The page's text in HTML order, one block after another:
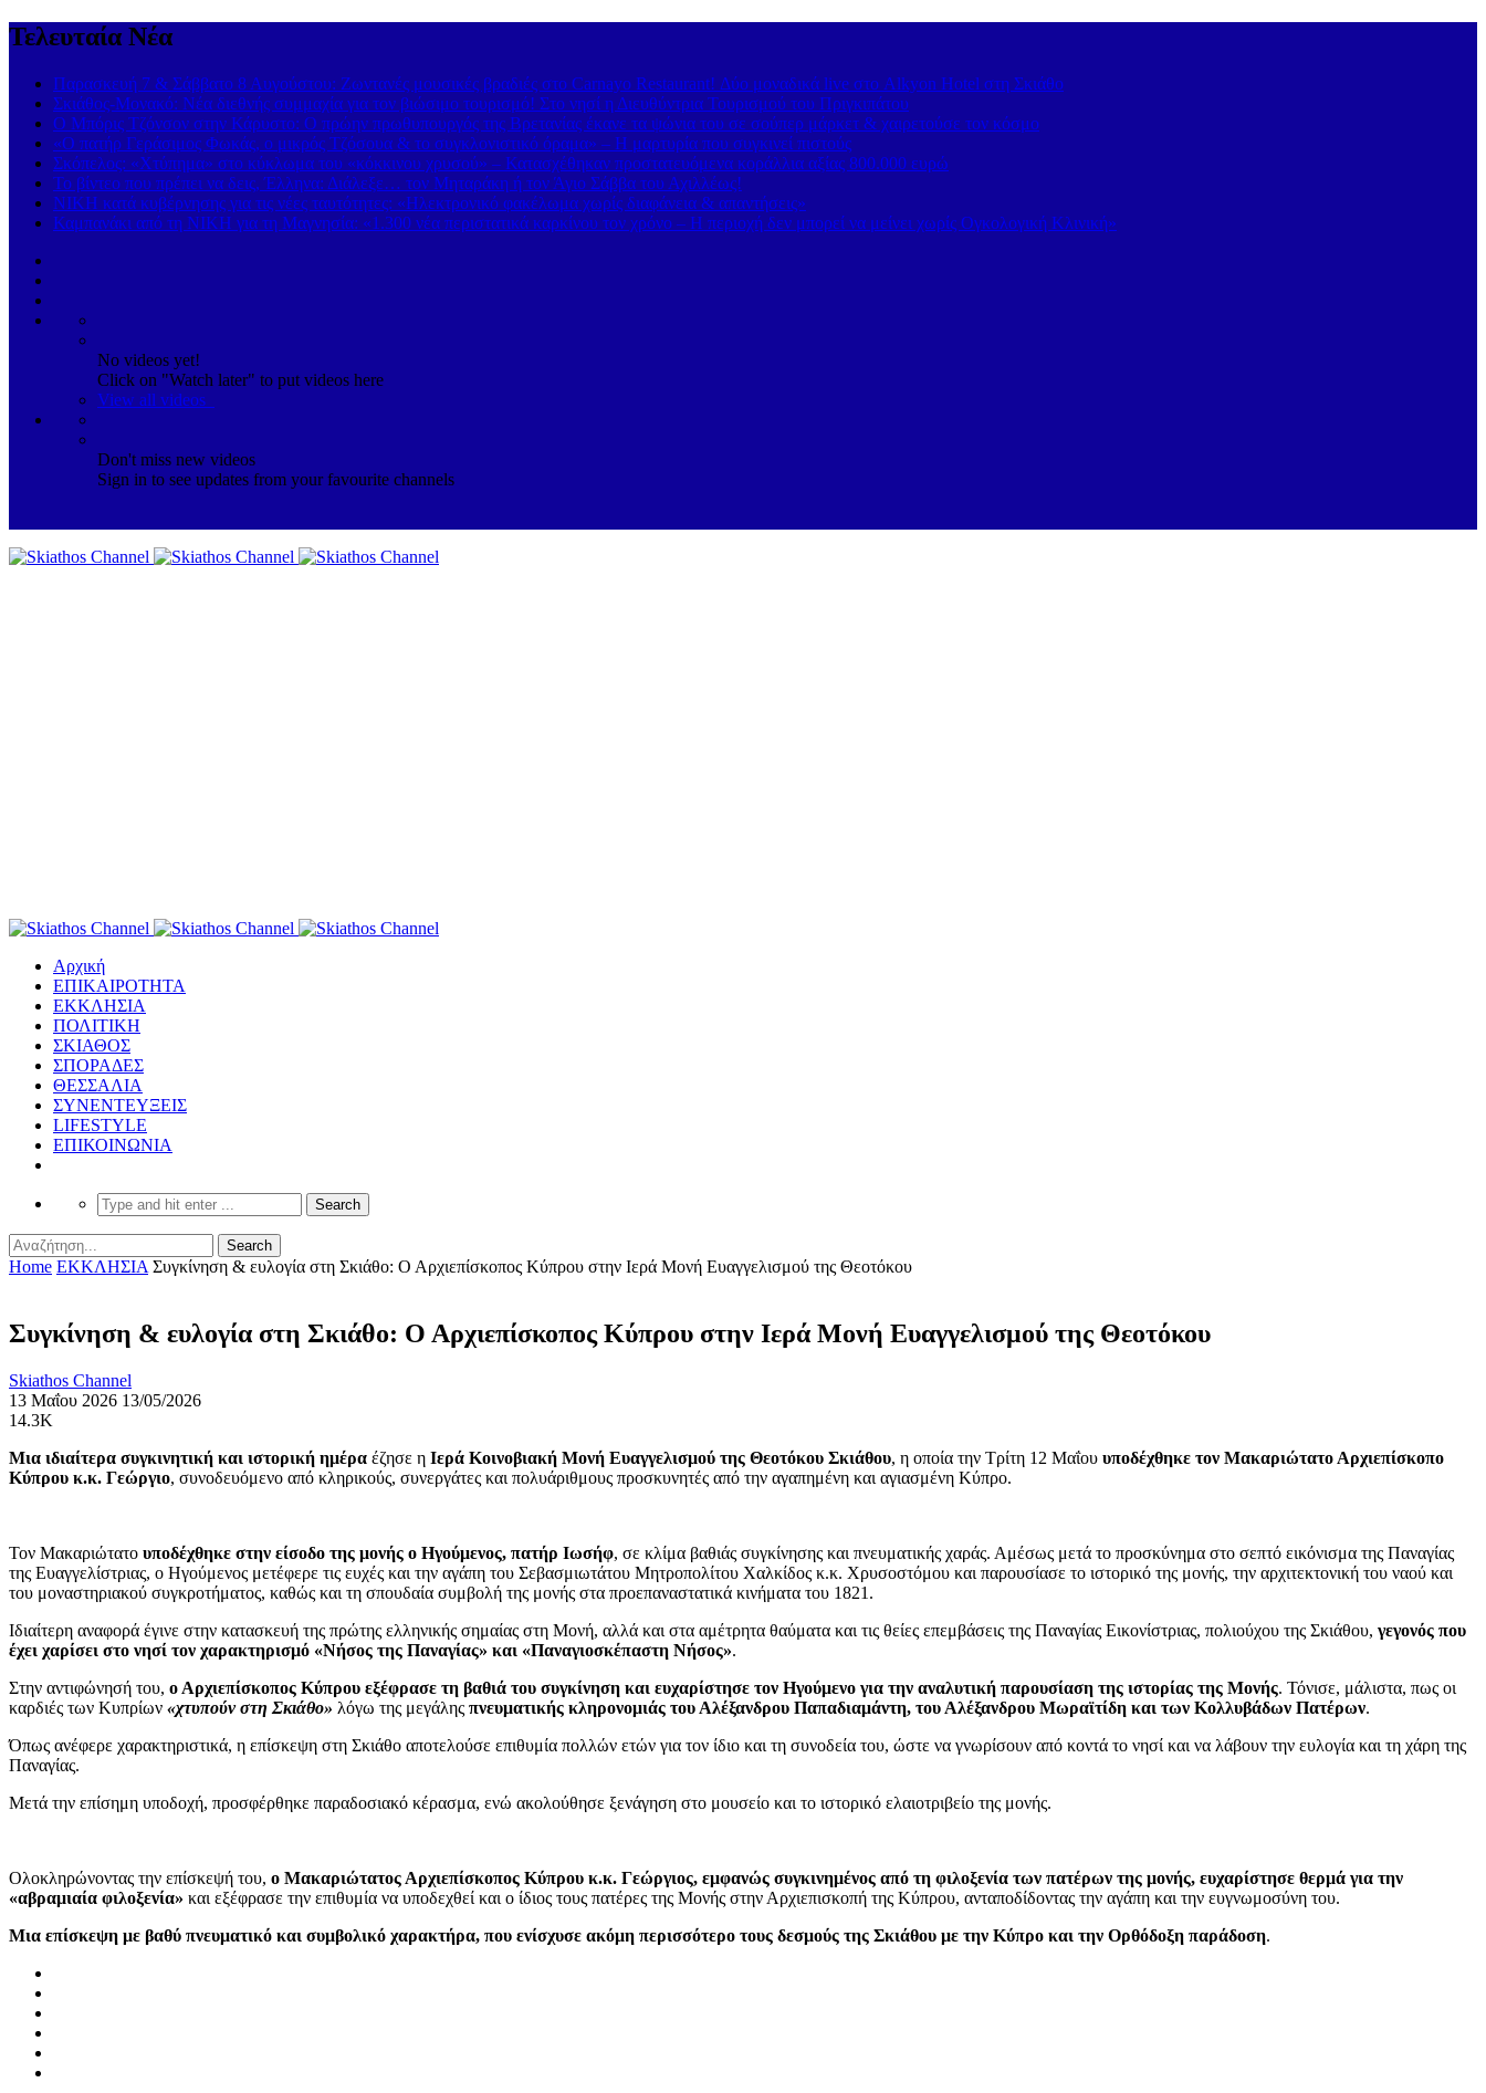
Τελευταία Νέα
Παρασκευή 7 & Σάββατο 8 Αυγούστου: Ζωντανές μουσικές βραδιές στο Carnayo Restaurant! Δύο μοναδικά live στο Alkyon Hotel στη Σκιάθο
Σκιάθος-Μονακό: Νέα διεθνής συμμαχία για τον βιώσιμο τουρισμό! Στο νησί η Διευθύντρια Τουρισμού του Πριγκιπάτου
Ο Μπόρις Τζόνσον στην Κάρυστο: Ο πρώην πρωθυπουργός της Βρετανίας έκανε τα ψώνια του σε σούπερ μάρκετ & χαιρετούσε τον κόσμο
«Ο πατήρ Γεράσιμος Φωκάς, ο μικρός Τζόσουα & το συγκλονιστικό όραμα» – Η μαρτυρία που συγκινεί πιστούς
Σκόπελος: «Χτύπημα» στο κύκλωμα του «κόκκινου χρυσού» – Κατασχέθηκαν προστατευόμενα κοράλλια αξίας 800.000 ευρώ
Το βίντεο που πρέπει να δεις, Έλληνα: Διάλεξε… τον Μηταράκη ή τον Άγιο Σάββα του Αχιλλέως!
ΝΙΚΗ κατά κυβέρνησης για τις νέες ταυτότητες: «Ηλεκτρονικό φακέλωμα χωρίς διαφάνεια & απαντήσεις»
Καμπανάκι από τη ΝΙΚΗ για τη Μαγνησία: «1.300 νέα περιστατικά καρκίνου τον χρόνο – Η περιοχή δεν μπορεί να μείνει χωρίς Ογκολογική Κλινική»
No videos yet!
Click on "Watch later" to put videos here
View all videos
Don't miss new videos
Sign in to see updates from your favourite channels
Αρχική
ΕΠΙΚΑΙΡΟΤΗΤΑ
ΕΚΚΛΗΣΙΑ
ΠΟΛΙΤΙΚΗ
ΣΚΙΑΘΟΣ
ΣΠΟΡΑΔΕΣ
ΘΕΣΣΑΛΙΑ
ΣΥΝΕΝΤΕΥΞΕΙΣ
LIFESTYLE
ΕΠΙΚΟΙΝΩΝΙΑ
Home ΕΚΚΛΗΣΙΑ Συγκίνηση & ευλογία στη Σκιάθο: Ο Αρχιεπίσκοπος Κύπρου στην Ιερά Μονή Ευαγγελισμού της Θεοτόκου
Συγκίνηση & ευλογία στη Σκιάθο: Ο Αρχιεπίσκοπος Κύπρου στην Ιερά Μονή Ευαγγελισμού της Θεοτόκου
Skiathos Channel
13 Μαΐου 2026 13/05/2026
14.3K
Μια ιδιαίτερα συγκινητική και ιστορική ημέρα έζησε η Ιερά Κοινοβιακή Μονή Ευαγγελισμού της Θεοτόκου Σκιάθου, η οποία την Τρίτη 12 Μαΐου υποδέχθηκε τον Μακαριώτατο Αρχιεπίσκοπο
Κύπρου κ.κ. Γεώργιο, συνοδευόμενο από κληρικούς, συνεργάτες και πολυάριθμους προσκυνητές από την αγαπημένη και αγιασμένη Κύπρο.
Τον Μακαριώτατο υποδέχθηκε στην είσοδο της μονής ο Ηγούμενος, πατήρ Ιωσήφ, σε κλίμα βαθιάς συγκίνησης και πνευματικής χαράς. Αμέσως μετά το προσκύνημα στο σεπτό εικόνισμα της Παναγίας
της Ευαγγελίστριας, ο Ηγούμενος μετέφερε τις ευχές και την αγάπη του Σεβασμιωτάτου Μητροπολίτου Χαλκίδος κ.κ. Χρυσοστόμου και παρουσίασε το ιστορικό της μονής, την αρχιτεκτονική του ναού και
του μοναστηριακού συγκροτήματος, καθώς και τη σπουδαία συμβολή της μονής στα προεπαναστατικά κινήματα του 1821.
Ιδιαίτερη αναφορά έγινε στην κατασκευή της πρώτης ελληνικής σημαίας στη Μονή, αλλά και στα αμέτρητα θαύματα και τις θείες επεμβάσεις της Παναγίας Εικονίστριας, πολιούχου της Σκιάθου, γεγονός που
έχει χαρίσει στο νησί τον χαρακτηρισμό «Νήσος της Παναγίας» και «Παναγιοσκέπαστη Νήσος».
Στην αντιφώνησή του, ο Αρχιεπίσκοπος Κύπρου εξέφρασε τη βαθιά του συγκίνηση και ευχαρίστησε τον Ηγούμενο για την αναλυτική παρουσίαση της ιστορίας της Μονής. Τόνισε, μάλιστα, πως οι
καρδιές των Κυπρίων «χτυπούν στη Σκιάθο» λόγω της μεγάλης πνευματικής κληρονομιάς του Αλέξανδρου Παπαδιαμάντη, του Αλέξανδρου Μωραϊτίδη και των Κολλυβάδων Πατέρων.
Όπως ανέφερε χαρακτηριστικά, η επίσκεψη στη Σκιάθο αποτελούσε επιθυμία πολλών ετών για τον ίδιο και τη συνοδεία του, ώστε να γνωρίσουν από κοντά το νησί και να λάβουν την ευλογία και τη χάρη της
Παναγίας.
Μετά την επίσημη υποδοχή, προσφέρθηκε παραδοσιακό κέρασμα, ενώ ακολούθησε ξενάγηση στο μουσείο και το ιστορικό ελαιοτριβείο της μονής.
Ολοκληρώνοντας την επίσκεψή του, ο Μακαριώτατος Αρχιεπίσκοπος Κύπρου κ.κ. Γεώργιος, εμφανώς συγκινημένος από τη φιλοξενία των πατέρων της μονής, ευχαρίστησε θερμά για την
«αβραμιαία φιλοξενία» και εξέφρασε την επιθυμία να υποδεχθεί και ο ίδιος τους πατέρες της Μονής στην Αρχιεπισκοπή της Κύπρου, ανταποδίδοντας την αγάπη και την ευγνωμοσύνη του.
Μια επίσκεψη με βαθύ πνευματικό και συμβολικό χαρακτήρα, που ενίσχυσε ακόμη περισσότερο τους δεσμούς της Σκιάθου με την Κύπρο και την Ορθόδοξη παράδοση.